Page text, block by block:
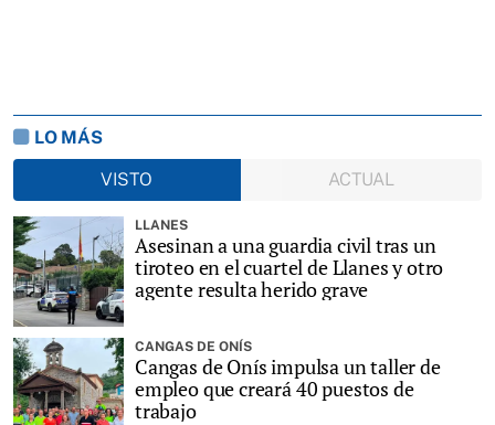
LO MÁS
VISTO
ACTUAL
LLANES
Asesinan a una guardia civil tras un
tiroteo en el cuartel de Llanes y otro
agente resulta herido grave
CANGAS DE ONÍS
Cangas de Onís impulsa un taller de
empleo que creará 40 puestos de
trabajo